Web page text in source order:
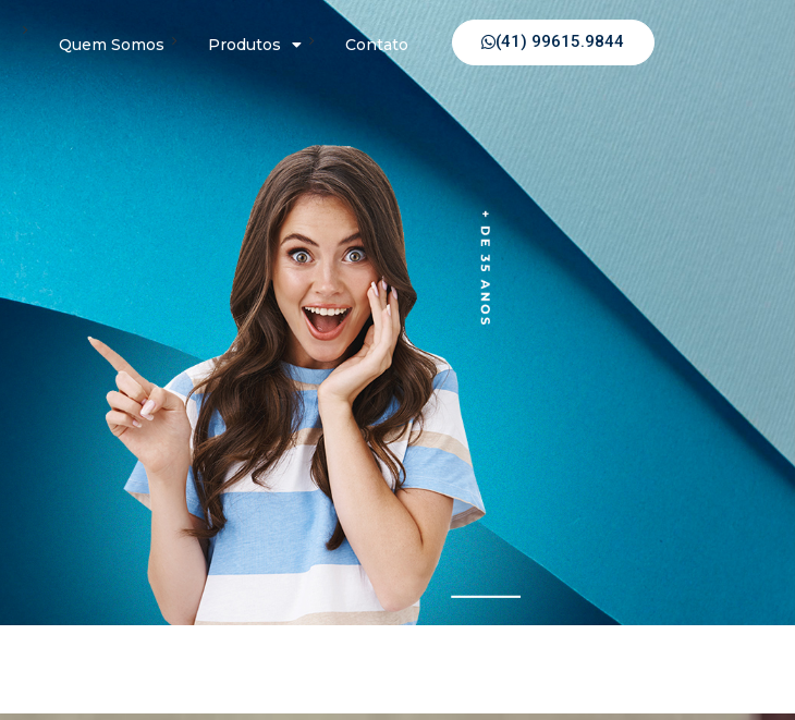
Quem Somos Produtos Contato (41) 99615.9844